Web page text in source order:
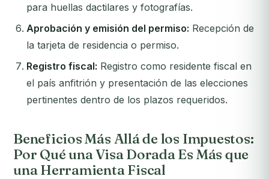
para huellas dactilares y fotografías.
Aprobación y emisión del permiso: Recepción de
la tarjeta de residencia o permiso.
Registro fiscal: Registro como residente fiscal en
el país anfitrión y presentación de las elecciones
pertinentes dentro de los plazos requeridos.
Beneficios Más Allá de los Impuestos:
Por Qué una Visa Dorada Es Más que
una Herramienta Fiscal